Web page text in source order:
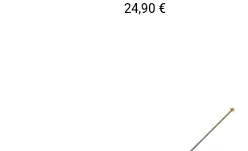
24,90 €
24,90 €